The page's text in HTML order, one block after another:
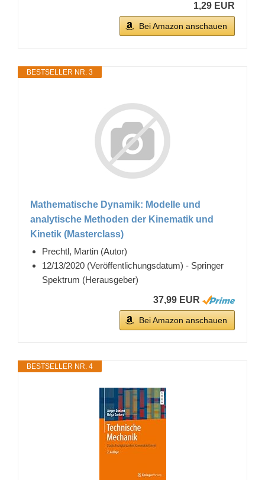
1,29 EUR
Bei Amazon anschauen
BESTSELLER NR. 3
Mathematische Dynamik: Modelle und
analytische Methoden der Kinematik und
Kinetik (Masterclass)
Prechtl, Martin (Autor)
12/13/2020 (Veröffentlichungsdatum) - Springer
Spektrum (Herausgeber)
37,99 EUR
Bei Amazon anschauen
BESTSELLER NR. 4